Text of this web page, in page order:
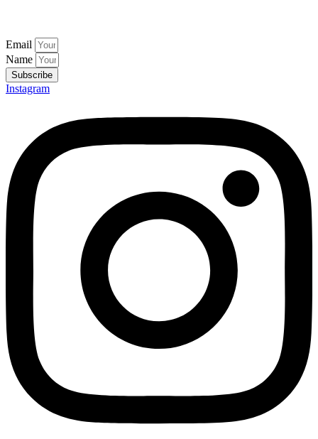
Email
Name
Subscribe
Instagram